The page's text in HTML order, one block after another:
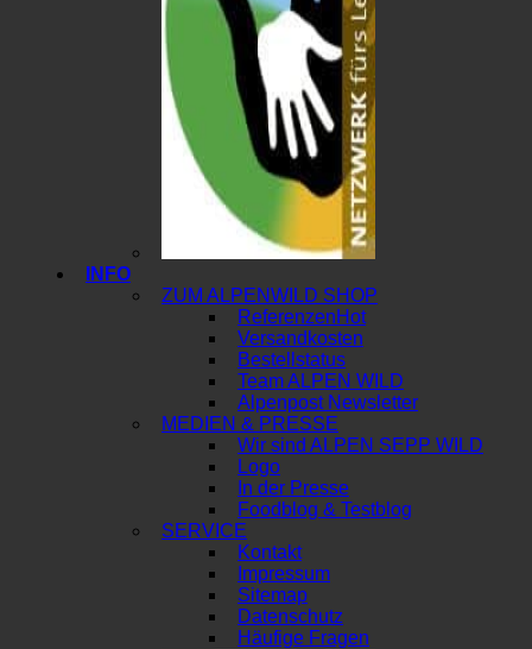
INFO
ZUM ALPENWILD SHOP
Referenzen
Versandkosten
Bestellstatus
Team ALPEN WILD
Alpenpost Newsletter
MEDIEN & PRESSE
Wir sind ALPEN SEPP WILD
Logo
In der Presse
Foodblog & Testblog
SERVICE
Kontakt
Impressum
Sitemap
Datenschutz
Häufige Fragen